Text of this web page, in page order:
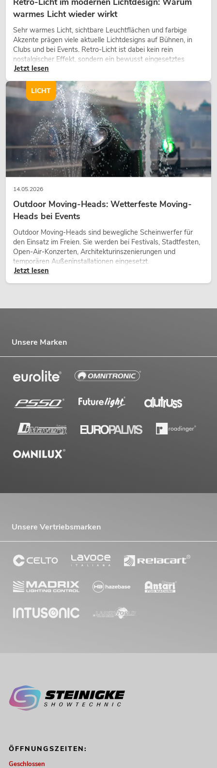
warmes Licht wieder wirkt
Sehr warmes Licht, sichtbare Leuchtflächen und farbige
Akzente prägen viele aktuelle Lichtdesigns auf Bühnen, in
Clubs und bei Events. Retro-Licht ist dabei kein rein
nostalgischer Effekt, sondern ein bewusst eingesetztes
Gestaltungsmittel: Es schafft Atmosphäre, gibt Szenen
Charakter und kann technische LED-Setups emotionaler
wirken lassen.
Jetzt lesen
14.05.2026
Outdoor Moving-Heads: Wetterfeste Moving-
Heads bei Events
Outdoor Moving-Heads sind bewegliche Scheinwerfer für
den Einsatz im Freien. Sie werden bei Festivals, Stadtfesten,
Open-Air-Konzerten, Architekturinszenierungen und
temporären Außeninstallationen eingesetzt.
Jetzt lesen
LICHT
Unsere Marken
Unsere Vertriebsmarken
ÖFFNUNGSZEITEN:
Geschlossen